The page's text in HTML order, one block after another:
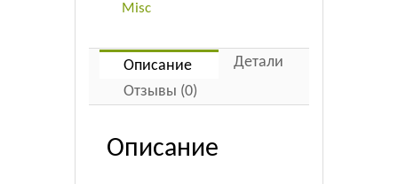
Misc
Описание
Детали
Отзывы (0)
Описание